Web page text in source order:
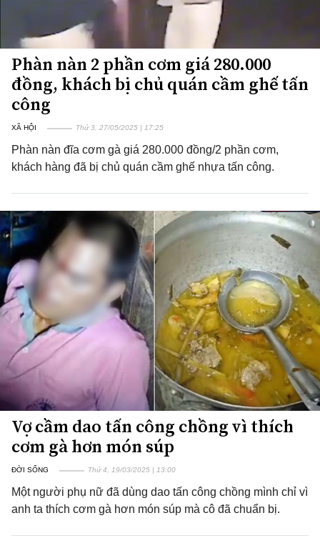
Phàn nàn 2 phần cơm giá 280.000
đồng, khách bị chủ quán cầm ghế tấn
công
XÃ HỘI Thứ 3, 27/05/2025 | 17:25
Phàn nàn đĩa cơm gà giá 280.000 đồng/2 phần cơm,
khách hàng đã bị chủ quán cầm ghế nhựa tấn công.
Vợ cầm dao tấn công chồng vì thích
cơm gà hơn món súp
ĐỜI SỐNG Thứ 4, 19/03/2025 | 13:00
Một người phụ nữ đã dùng dao tấn công chồng mình chỉ vì
anh ta thích cơm gà hơn món súp mà cô đã chuẩn bị.